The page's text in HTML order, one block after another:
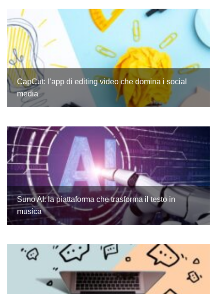
CapCut: l’app di editing video che domina i social
media
Suno AI: la piattaforma che trasforma il testo in
musica